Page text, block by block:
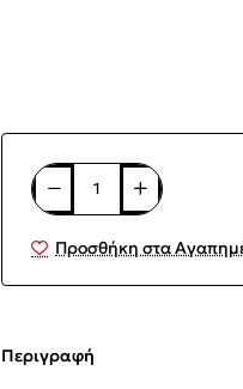
Προσθήκη στα
Περιγραφή